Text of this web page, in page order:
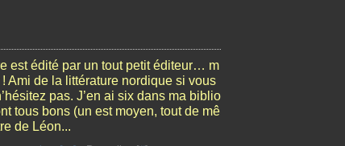
est édité par un tout petit éditeur… m
Ami de la littérature nordique si vous
pas. J’en ai six dans ma biblio
tous bons (un est moyen, tout de mê
de Léon...